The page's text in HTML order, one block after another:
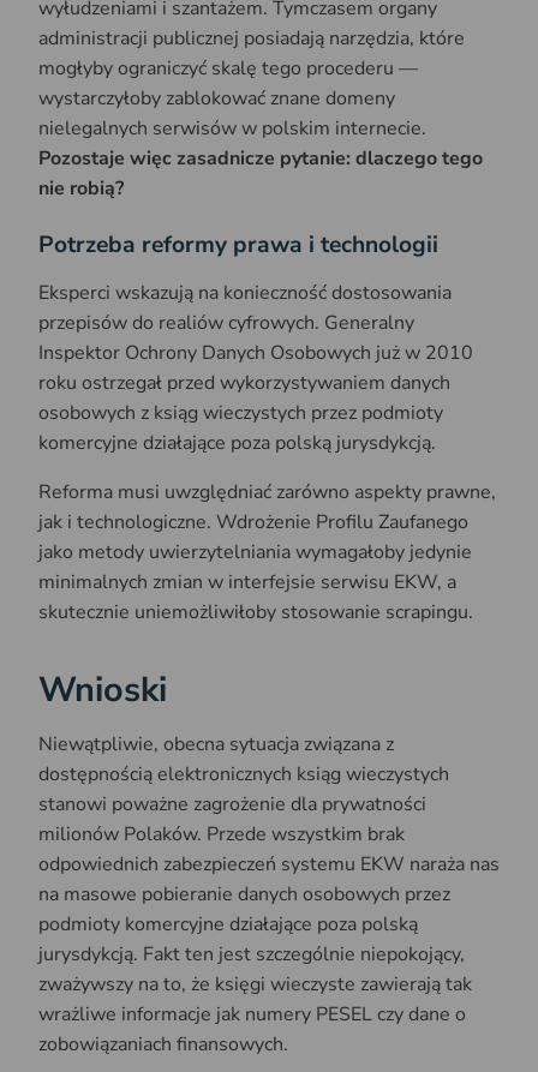
wyłudzeniami i szantażem. Tymczasem organy
administracji publicznej posiadają narzędzia, które
mogłyby ograniczyć skalę tego procederu —
wystarczyłoby zablokować znane domeny
nielegalnych serwisów w polskim internecie.
Pozostaje więc zasadnicze pytanie: dlaczego tego
nie robią?
Potrzeba reformy prawa i technologii
Eksperci wskazują na konieczność dostosowania
przepisów do realiów cyfrowych. Generalny
Inspektor Ochrony Danych Osobowych już w 2010
roku ostrzegał przed wykorzystywaniem danych
osobowych z ksiąg wieczystych przez podmioty
komercyjne działające poza polską jurysdykcją.
Reforma musi uwzględniać zarówno aspekty prawne,
jak i technologiczne. Wdrożenie Profilu Zaufanego
jako metody uwierzytelniania wymagałoby jedynie
minimalnych zmian w interfejsie serwisu EKW, a
skutecznie uniemożliwiłoby stosowanie scrapingu.
Wnioski
Niewątpliwie, obecna sytuacja związana z
dostępnością elektronicznych ksiąg wieczystych
stanowi poważne zagrożenie dla prywatności
milionów Polaków. Przede wszystkim brak
odpowiednich zabezpieczeń systemu EKW naraża nas
na masowe pobieranie danych osobowych przez
podmioty komercyjne działające poza polską
jurysdykcją. Fakt ten jest szczególnie niepokojący,
zważywszy na to, że księgi wieczyste zawierają tak
wrażliwe informacje jak numery PESEL czy dane o
zobowiązaniach finansowych.